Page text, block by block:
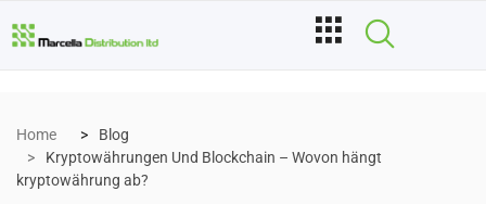
Home
Blog
Kryptowährungen Und Blockchain – Wovon hängt
kryptowährung ab?